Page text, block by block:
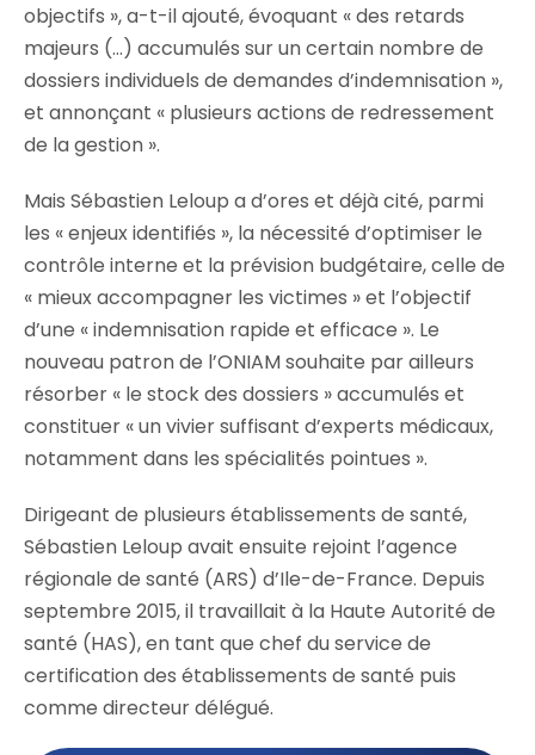
objectifs », a-t-il ajouté, évoquant « des retards
majeurs (…) accumulés sur un certain nombre de
dossiers individuels de demandes d’indemnisation »,
et annonçant « plusieurs actions de redressement
de la gestion ».
Mais Sébastien Leloup a d’ores et déjà cité, parmi
les « enjeux identifiés », la nécessité d’optimiser le
contrôle interne et la prévision budgétaire, celle de
« mieux accompagner les victimes » et l’objectif
d’une « indemnisation rapide et efficace ». Le
nouveau patron de l’ONIAM souhaite par ailleurs
résorber « le stock des dossiers » accumulés et
constituer « un vivier suffisant d’experts médicaux,
notamment dans les spécialités pointues ».
Dirigeant de plusieurs établissements de santé,
Sébastien Leloup avait ensuite rejoint l’agence
régionale de santé (ARS) d’Ile-de-France. Depuis
septembre 2015, il travaillait à la Haute Autorité de
santé (HAS), en tant que chef du service de
certification des établissements de santé puis
comme directeur délégué.